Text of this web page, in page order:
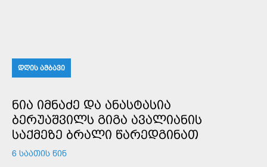
ᲓᲦᲘᲡ ᲐᲛᲑᲐᲕᲘ
ᲜᲘᲐ ᲘᲛᲜᲐᲫᲔ ᲓᲐ ᲐᲜᲐᲡᲢᲐᲡᲘᲐ
ᲑᲔᲠᲣᲐᲨᲕᲘᲚᲡ ᲒᲘᲒᲐ ᲐᲕᲐᲚᲘᲐᲜᲘᲡ
ᲡᲐᲥᲛᲔᲖᲔ ᲑᲠᲐᲚᲘ ᲬᲐᲠᲔᲓᲒᲘᲜᲐᲗ
6 ᲡᲐᲐᲗᲘᲡ ᲬᲘᲜ